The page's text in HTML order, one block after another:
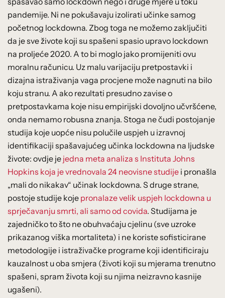
pandemije. Ni ne pokušavaju izolirati učinke samog
početnog lockdowna. Zbog toga ne možemo zaključiti
da je sve živote koji su spašeni spasio upravo lockdown
na proljeće 2020. A to bi moglo jako promijeniti ovu
moralnu računicu. Uz malu varijaciju pretpostavki i
dizajna istraživanja vaga procjene može nagnuti na bilo
koju stranu. A ako rezultati presudno zavise o
pretpostavkama koje nisu empirijski dovoljno učvršćene,
onda nemamo robusna znanja. Stoga ne čudi postojanje
studija koje uopće nisu polučile uspjeh u izravnoj
identifikaciji spašavajućeg učinka lockdowna na ljudske
živote: ovdje je jedna meta analiza s Instituta Johns
Hopkins koja je vrednovala 24 neovisne studije i pronašla
„mali do nikakav“ učinak lockdowna. S druge strane,
postoje studije koje pronalaze velik uspjeh lockdowna u
sprječavanju smrti, ali samo od covida. Studijama je
zajedničko to što ne obuhvaćaju cjelinu (sve uzroke
prikazanog viška mortaliteta) i ne koriste sofisticirane
metodologije i istraživačke programe koji identificiraju
kauzalnost u oba smjera (životi koji su mjerama trenutno
spašeni, spram života koji su njima neizravno kasnije
ugašeni).